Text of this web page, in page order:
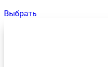
Выбрать